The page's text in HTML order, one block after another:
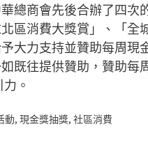
總商會先後合辦了四次
區消費大獎賞」、「全
大力支持並贊助每周現
既往提供贊助，贊助每
。
動, 現金獎抽獎, 社區消費